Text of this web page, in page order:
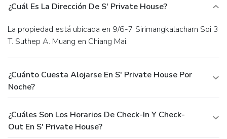
¿Cuál Es La Dirección De S' Private House?
La propiedad está ubicada en 9/6-7 Sirimangkalacharn Soi 3
T. Suthep A. Muang en Chiang Mai.
¿Cuánto Cuesta Alojarse En S' Private House Por
Noche?
¿Cuáles Son Los Horarios De Check-In Y Check-
Out En S' Private House?